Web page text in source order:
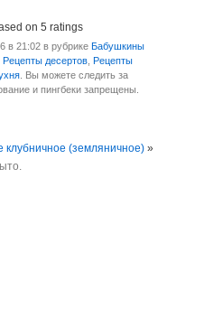
on 5 ratings
в 21:02 в рубрике Бабушкины
Рецепты десертов, Рецепты
. Вы можете следить за
и пингбеки запрещены.
клубничное (земляничное) »